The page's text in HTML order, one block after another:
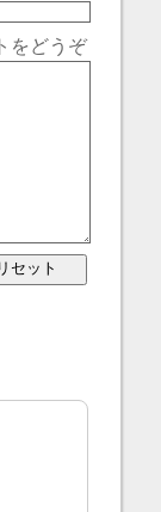
をどうぞ